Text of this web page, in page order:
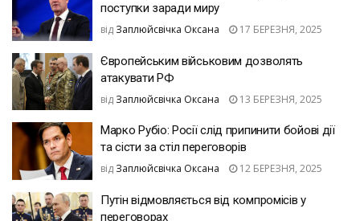
поступки заради миру
від Заплюйсвічка Оксана 17 БЕРЕЗНЯ, 2025
Європейським військовим дозволять
атакувати РФ
від Заплюйсвічка Оксана 13 БЕРЕЗНЯ, 2025
Марко Рубіо: Росії слід припинити бойові дії
та сісти за стіл переговорів
від Заплюйсвічка Оксана 12 БЕРЕЗНЯ, 2025
Путін відмовляється від компромісів у
переговорах